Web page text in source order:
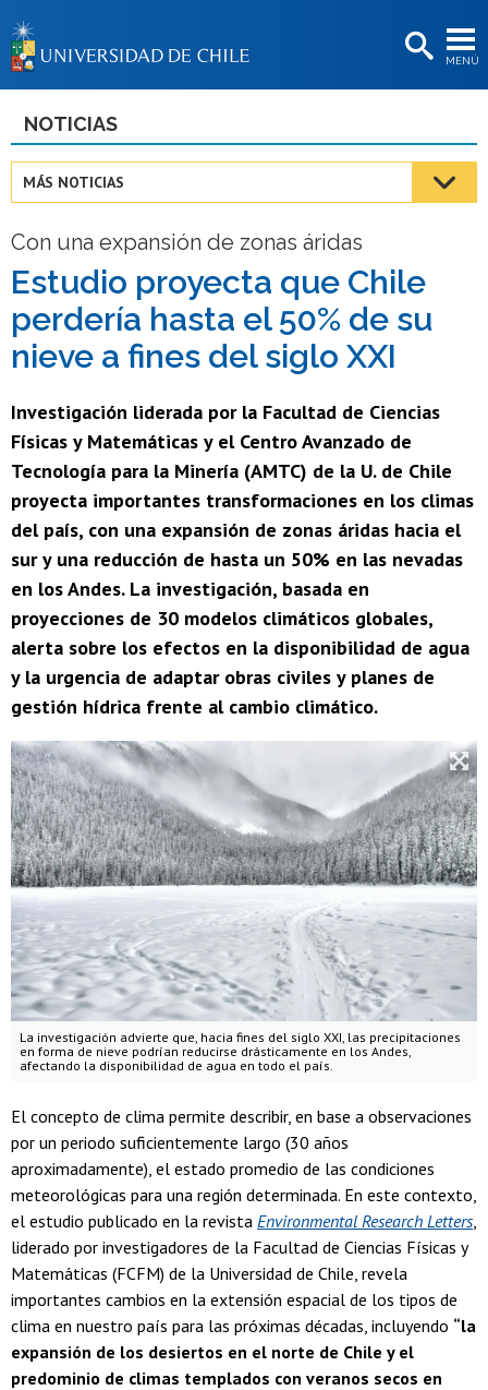
MENÚ
BIBLIOTECAS
Estudiantes
Académicas/os
Funcionarias/os
Egresadas/os
NOTICIAS
MÁS NOTICIAS
Con una expansión de zonas áridas
Estudio proyecta que Chile
perdería hasta el 50% de su
nieve a fines del siglo XXI
Investigación liderada por la Facultad de Ciencias
Físicas y Matemáticas y el Centro Avanzado de
Tecnología para la Minería (AMTC) de la U. de Chile
proyecta importantes transformaciones en los climas
del país, con una expansión de zonas áridas hacia el
sur y una reducción de hasta un 50% en las nevadas
en los Andes. La investigación, basada en
proyecciones de 30 modelos climáticos globales,
alerta sobre los efectos en la disponibilidad de agua
y la urgencia de adaptar obras civiles y planes de
gestión hídrica frente al cambio climático.
La investigación advierte que, hacia fines del siglo XXI, las precipitaciones
en forma de nieve podrían reducirse drásticamente en los Andes,
afectando la disponibilidad de agua en todo el país.
El concepto de clima permite describir, en base a observaciones
por un periodo suficientemente largo (30 años
aproximadamente), el estado promedio de las condiciones
meteorológicas para una región determinada. En este contexto,
el estudio publicado en la revista Environmental Research Letters,
liderado por investigadores de la Facultad de Ciencias Físicas y
Matemáticas (FCFM) de la Universidad de Chile, revela
importantes cambios en la extensión espacial de los tipos de
clima en nuestro país para las próximas décadas, incluyendo “la
expansión de los desiertos en el norte de Chile y el
predominio de climas templados con veranos secos en